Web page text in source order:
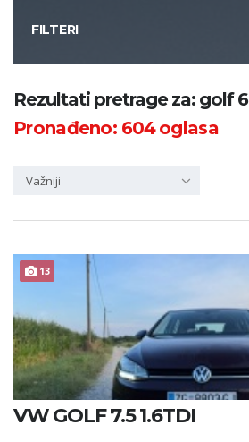
FILTERI
Kategorija
PRETRAŽI
Rezultati pretrage za: golf 6
Pronađeno: 604oglasa
Važniji
13
VW GOLF 7.5 1.6TDI